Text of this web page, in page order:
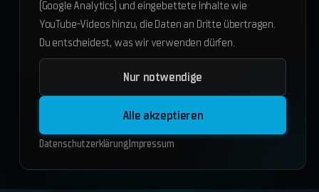
ws_menu KOSTENLOS
QBCore
In den Warenkorb
(Google Analytics) und eingebettete Inhalte wie
YouTube-Videos hinzu, die Daten an Dritte übertragen.
Du entscheidest, was wir verwenden dürfen.
Nur notwendige
Alle akzeptieren
Datenschutzerklärung Impressum